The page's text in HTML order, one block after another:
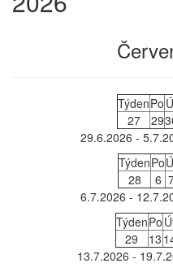
TýdenPo
27
29
29.6.2026 -
TýdenPo
28
6
6.7.2026 -
TýdenPo
29
13
13.7.2026 -